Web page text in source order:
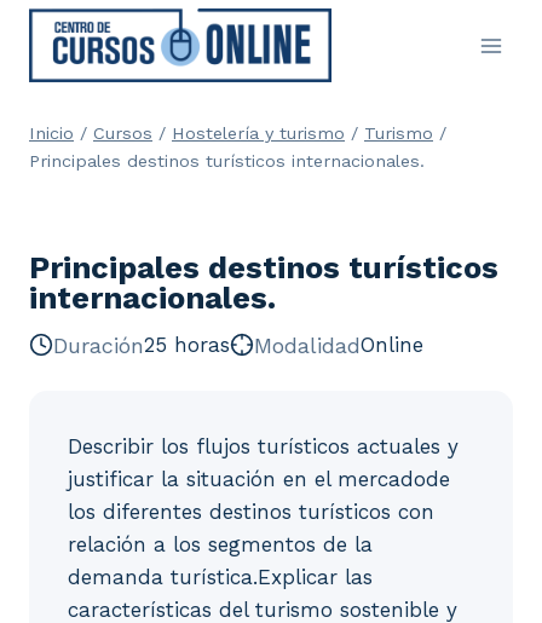
Saltar
contenido
Inicio / Cursos / Hostelería y turismo / Turismo /
Principales destinos turísticos internacionales.
Principales destinos turísticos
internacionales.
Duración25 horas ModalidadOnline
Describir los flujos turísticos actuales y
justificar la situación en el mercadode
los diferentes destinos turísticos con
relación a los segmentos de la
demanda turística.Explicar las
características del turismo sostenible y